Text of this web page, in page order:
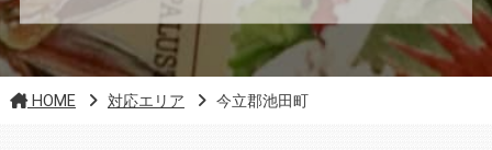
HOME 対応エリア 今立郡池田町